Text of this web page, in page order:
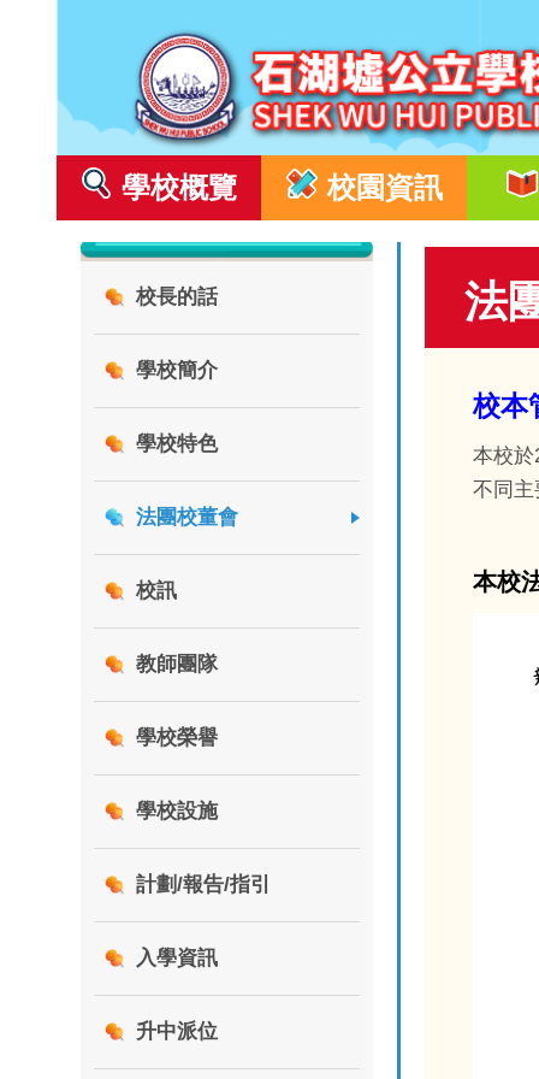
學校概覽 校園資訊
校長的話
學校簡介
學校特色
法團校董會
校訊
教師團隊
學校榮譽
學校設施
計劃/報告/指引
入學資訊
升中派位
法
校本
本校於
不同
本校